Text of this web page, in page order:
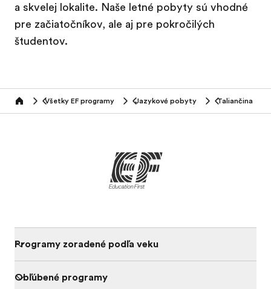
a skvelej lokalite. Naše letné pobyty sú vhodné
pre začiatočníkov, ale aj pre pokročilých
študentov.
home Všetky EF programy Jazykové pobyty Taliančina
Programy zoradené podľa veku
Obľúbené programy